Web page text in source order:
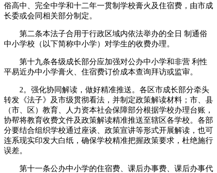
俗高中、完全中学和十二年一贯制学校膏火及住宿费，由市成
长委或会同相关部分制定。
第二条本法子合用于行政区域内依法举办的全日 制通俗
中小学校（以下简称中小学）对学生的收费办理。
第十九条各级成长部分应加强对公办中小学和非营 利性
平易近办中小学膏火、住宿费订价成本查询拜访或监审。
2。强化协同解读，做好精准推送。各区市成长部分牵头
转发《法子》及市级贯彻看法，并制定政策解读材料；市、县
（市、区）教育、人力资本社会保障部分根据学校办理台账，
协帮将教育收费文件及政策解读精准推送至辖区各学校。各部
分要结合组织学校通过座谈、政策宣讲等形式开展解读，也可
连系现实印发大白纸，确保学校精准把握政策要求，杜绝施行
误差。
第十一条公办中小学的住宿费、课后办事费、课后办事代